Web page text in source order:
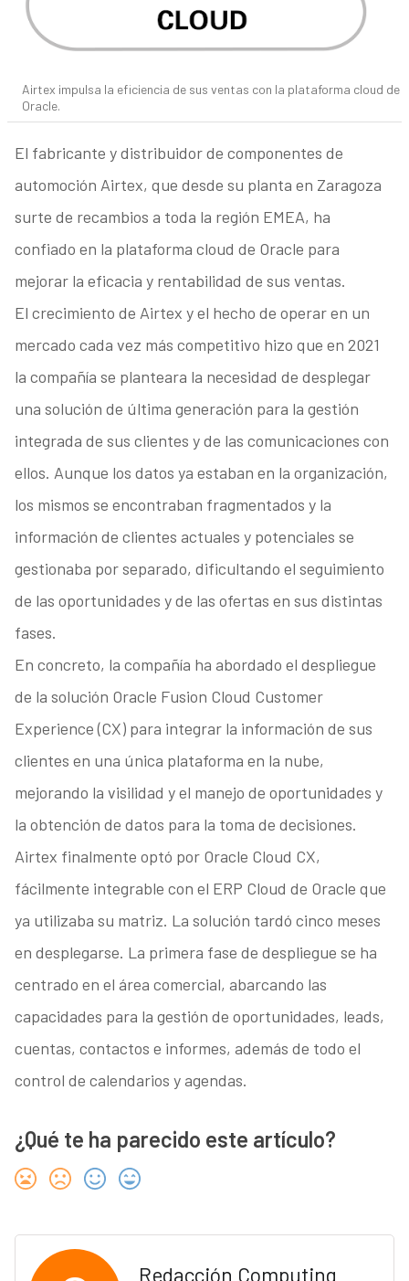
Airtex impulsa la eficiencia de sus ventas con la plataforma cloud de
Oracle.
El fabricante y distribuidor de componentes de
automoción Airtex, que desde su planta en Zaragoza
surte de recambios a toda la región EMEA, ha
confiado en la plataforma cloud de Oracle para
mejorar la eficacia y rentabilidad de sus ventas.
El crecimiento de Airtex y el hecho de operar en un
mercado cada vez más competitivo hizo que en 2021
la compañía se planteara la necesidad de desplegar
una solución de última generación para la gestión
integrada de sus clientes y de las comunicaciones con
ellos. Aunque los datos ya estaban en la organización,
los mismos se encontraban fragmentados y la
información de clientes actuales y potenciales se
gestionaba por separado, dificultando el seguimiento
de las oportunidades y de las ofertas en sus distintas
fases.
En concreto, la compañía ha abordado el despliegue
de la solución Oracle Fusion Cloud Customer
Experience (CX) para integrar la información de sus
clientes en una única plataforma en la nube,
mejorando la visilidad y el manejo de oportunidades y
la obtención de datos para la toma de decisiones.
Airtex finalmente optó por Oracle Cloud CX,
fácilmente integrable con el ERP Cloud de Oracle que
ya utilizaba su matriz. La solución tardó cinco meses
en desplegarse. La primera fase de despliegue se ha
centrado en el área comercial, abarcando las
capacidades para la gestión de oportunidades, leads,
cuentas, contactos e informes, además de todo el
control de calendarios y agendas.
¿Qué te ha parecido este artículo?
Redacción Computing